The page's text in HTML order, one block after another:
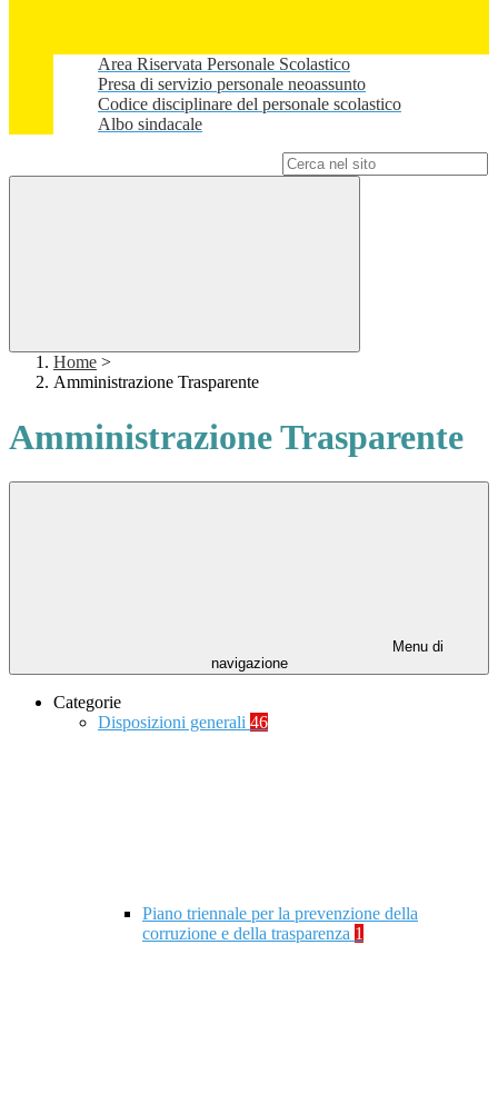
Area Riservata Personale Scolastico
Presa di servizio personale neoassunto
Codice disciplinare del personale scolastico
Albo sindacale
Home >
Amministrazione Trasparente
Amministrazione Trasparente
Menu di
navigazione
Categorie
Disposizioni generali 46
Piano triennale per la prevenzione della
corruzione e della trasparenza 1